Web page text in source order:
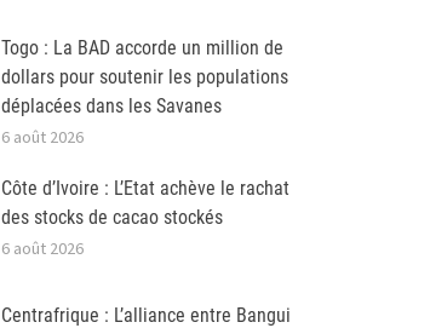
Togo : La BAD accorde un million de
dollars pour soutenir les populations
déplacées dans les Savanes
6 août 2026
Côte d’Ivoire : L’Etat achève le rachat
des stocks de cacao stockés
6 août 2026
Centrafrique : L’alliance entre Bangui